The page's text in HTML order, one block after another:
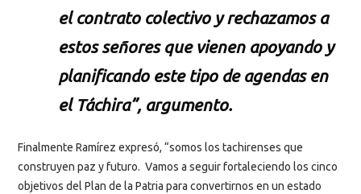
el contrato colectivo y rechazamos a
estos señores que vienen apoyando y
planificando este tipo de agendas en
el Táchira”, argumento.
Finalmente Ramírez expresó, “somos los tachirenses que
construyen paz y futuro. Vamos a seguir fortaleciendo los cinco
objetivos del Plan de la Patria para convertirnos en un estado